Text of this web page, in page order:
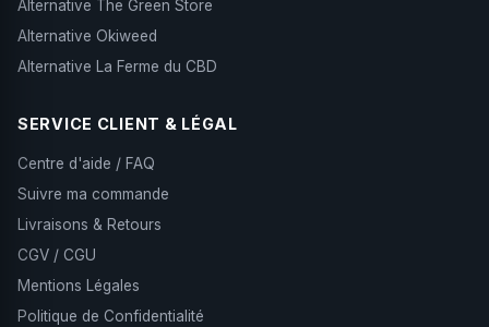
Alternative The Green Store
Alternative Okiweed
Alternative La Ferme du CBD
SERVICE CLIENT & LÉGAL
Centre d'aide / FAQ
Suivre ma commande
Livraisons & Retours
CGV / CGU
Mentions Légales
Politique de Confidentialité